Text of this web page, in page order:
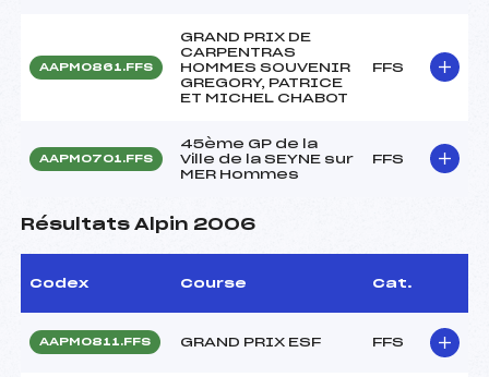
AAPM0861.FFS
GRAND PRIX DE
CARPENTRAS
HOMMES SOUVENIR
GREGORY, PATRICE
ET MICHEL CHABOT
FFS
AAPM0701.FFS
45ème GP de la
Ville de la SEYNE sur
MER Hommes
FFS
Résultats Alpin 2006
Codex Course Cat.
AAPM0811.FFS GRAND PRIX ESF FFS